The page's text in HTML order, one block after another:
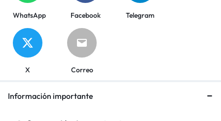
WhatsApp Facebook Telegram
X Correo
Información importante